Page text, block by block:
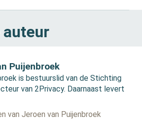
auteur
Puijenbroek
is bestuurslid van de Stichting
van 2Privacy. Daarnaast levert
van Jeroen van Puijenbroek